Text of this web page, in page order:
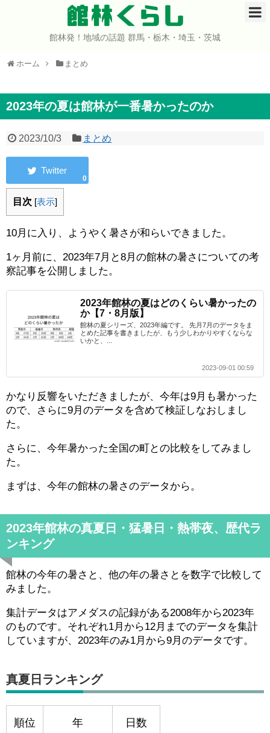
館林くらし
館林発！地域の話題 群馬・栃木・埼玉・茨城
ホーム まとめ
2023年の夏は館林が一番暑かったのか
2023/10/3 まとめ
0
目次 [表示]
10月に入り、ようやく暑さが和らいできました。
1ヶ月前に、2023年7月と8月の館林の暑さについての考
察記事を公開しました。
2023年館林の夏はどのくらい暑かったの
か【7・8月版】
館林の夏シリーズ、2023年編です。 先月7月のデータをま
とめた記事を書きましたが、もう少しわかりやすくならな
いかと、...
2023-09-01 00:59
かなり反響をいただきましたが、今年は9月も暑かった
ので、さらに9月のデータを含めて検証しなおしまし
た。
さらに、今年暑かった全国の町との比較をしてみまし
た。
まずは、今年の館林の暑さのデータから。
2023年館林の真夏日・猛暑日・熱帯夜、歴代ラ
ンキング
館林の今年の暑さと、他の年の暑さとを数字で比較して
みました。
集計データはアメダスの記録がある2008年から2023年
のものです。それぞれ1月から12月までのデータを集計
していますが、2023年のみ1月から9月のデータです。
真夏日ランキング
順位 年 日数
ホーム
イベント
グルメ
宇宙よりも遠い場所